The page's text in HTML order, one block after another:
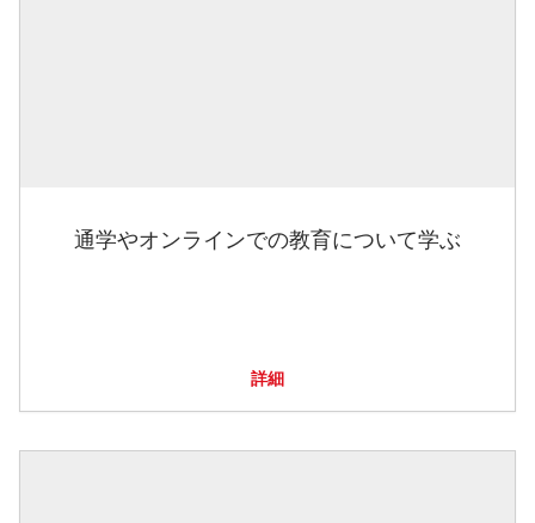
通学やオンラインでの教育について学ぶ
詳細